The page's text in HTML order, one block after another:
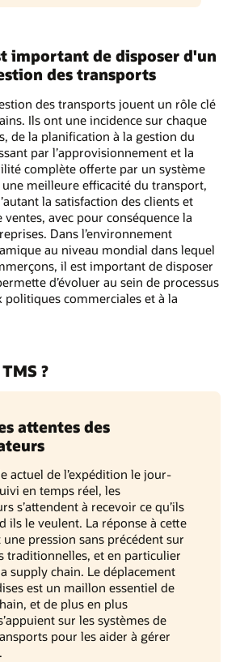
important de disposer d'un
des transports
des transports jouent un rôle clé
Ils ont une incidence sur chaque
de la planification à la gestion du
par l’approvisionnement et la
complète offerte par un système
meilleure efficacité du transport,
la satisfaction des clients et
avec pour conséquence la
Dans l’environnement
au niveau mondial dans lequel
il est important de disposer
d’évoluer au sein de processus
politiques commerciales et à la
?
attentes des
actuel de l’expédition le jour-
en temps réel, les
s’attendent à recevoir ce qu’ils
ils le veulent. La réponse à cette
pression sans précédent sur
traditionnelles, et en particulier
supply chain. Le déplacement
est un maillon essentiel de
et de plus en plus
sur les systèmes de
pour les aider à gérer